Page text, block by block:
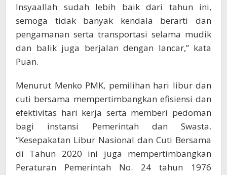
Insyaallah sudah lebih baik dari tahun ini,
semoga tidak banyak kendala berarti dan
pengamanan serta transportasi selama mudik
dan balik juga berjalan dengan lancar,” kata
Puan.
Menurut Menko PMK, pemilihan hari libur dan
cuti bersama mempertimbangkan efisiensi dan
efektivitas hari kerja serta memberi pedoman
bagi instansi Pemerintah dan Swasta.
“Kesepakatan Libur Nasional dan Cuti Bersama
di Tahun 2020 ini juga mempertimbangkan
Peraturan Pemerintah No. 24 tahun 1976